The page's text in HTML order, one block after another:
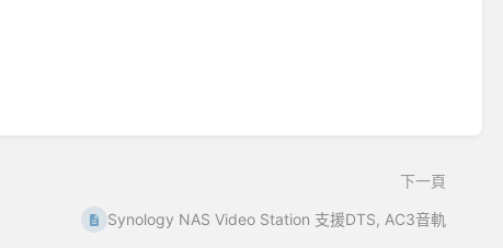
下一頁
Synology NAS Video Station 支援DTS, AC3音軌